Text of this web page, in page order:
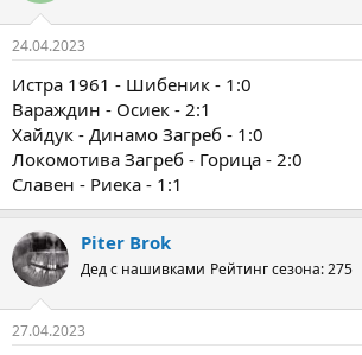
24.04.2023
Истра 1961 - Шибеник - 1:0
Вараждин - Осиек - 2:1
Хайдук - Динамо Загреб - 1:0
Локомотива Загреб - Горица - 2:0
Славен - Риека - 1:1
Piter Brok
Дед с нашивками Рейтинг сезона: 275
27.04.2023